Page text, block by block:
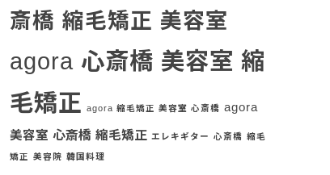
斎橋 縮毛矯正 美容室
agora 心斎橋 美容室 縮
毛矯正 agora 縮毛矯正 美容室 心斎橋 agora
美容室 心斎橋 縮毛矯正 エレキギター 心斎橋 縮毛
矯正 美容院 韓国料理